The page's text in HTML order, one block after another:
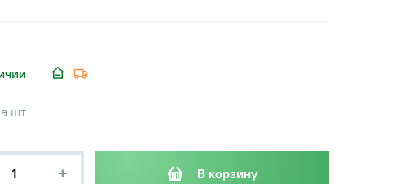
шт
+ В корзину